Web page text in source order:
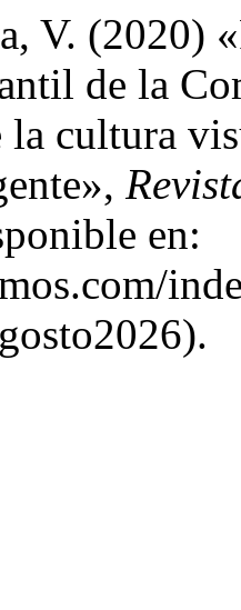
V. (2020)
de la
la cultura
en: